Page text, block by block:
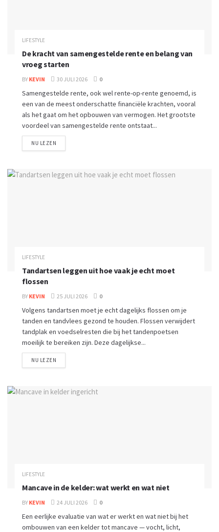
LIFESTYLE
De kracht van samengestelde rente en belang van
vroeg starten
BY KEVIN 30 JULI 2026 0
Samengestelde rente, ook wel rente-op-rente genoemd, is
een van de meest onderschatte financiële krachten, vooral
als het gaat om het opbouwen van vermogen. Het grootste
voordeel van samengestelde rente ontstaat...
NU LEZEN
LIFESTYLE
Tandartsen leggen uit hoe vaak je echt moet
flossen
BY KEVIN 25 JULI 2026 0
Volgens tandartsen moet je echt dagelijks flossen om je
tanden en tandvlees gezond te houden. Flossen verwijdert
tandplak en voedselresten die bij het tandenpoetsen
moeilijk te bereiken zijn. Deze dagelijkse...
NU LEZEN
LIFESTYLE
Mancave in de kelder: wat werkt en wat niet
BY KEVIN 24 JULI 2026 0
Een eerlijke evaluatie van wat er werkt en wat niet bij het
ombouwen van een kelder tot mancave — vocht, licht,